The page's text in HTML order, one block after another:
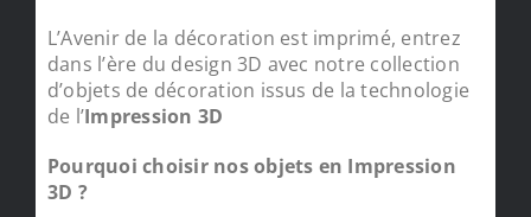
L’Avenir de la décoration est imprimé, entrez
dans l’ère du design 3D avec notre collection
d’objets de décoration issus de la technologie
de l’Impression 3D
Pourquoi choisir nos objets en Impression
3D ?